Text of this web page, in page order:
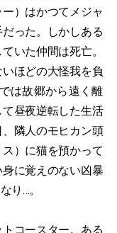
）はかつてメジャ
った。しかしある
いた仲間は死亡。
ほどの大怪我を負
は故郷から遠く離
昼夜逆転した生活
隣人のモヒカン頭
）に猫を預かって
に覚えのない凶暴
り…。
コースター。ある